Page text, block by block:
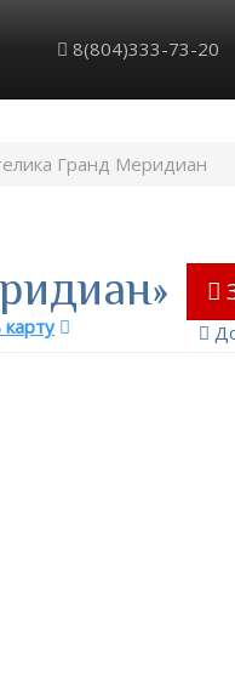
8(804)333-73-20
Гранд Меридиан